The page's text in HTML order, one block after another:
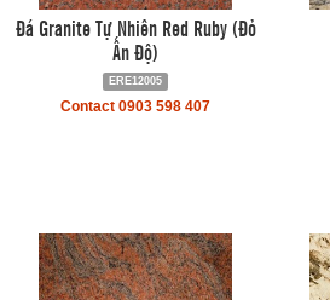
Đá Granite Tự Nhiên Red Ruby (Đỏ
Ấn Độ)
ERE12005
Contact 0903 598 407